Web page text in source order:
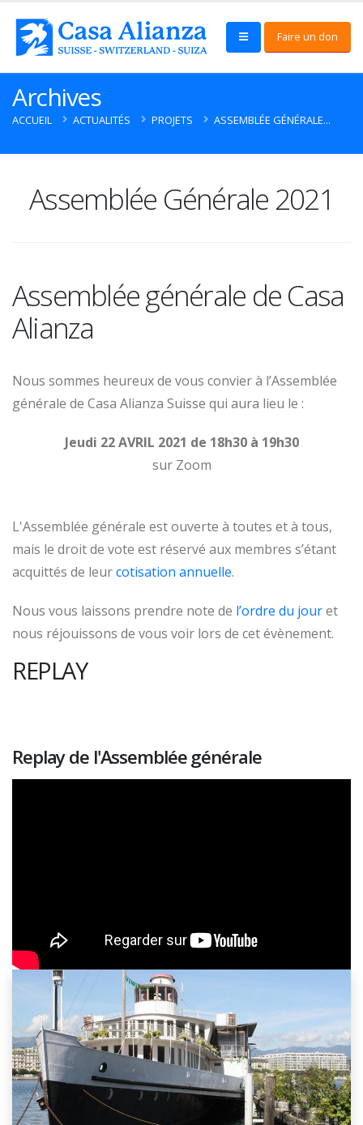
Faire un don
Archives
ACCUEIL ACTUALITÉS PROJETS ASSEMBLÉE GÉNÉRALE...
Assemblée Générale 2021
Assemblée générale de Casa
Alianza
Nous sommes heureux de vous convier à l’Assemblée
générale de Casa Alianza Suisse qui aura lieu le :
Jeudi 22 AVRIL 2021 de 18h30 à 19h30
sur Zoom
L'Assemblée générale est ouverte à toutes et à tous,
mais le droit de vote est réservé aux membres s’étant
acquittés de leurcotisation annuelle.
Nous vous laissons prendre note de l’ordre du jouret
nous réjouissons de vous voir lors de cet évènement.
REPLAY
Replay de l'Assemblée générale